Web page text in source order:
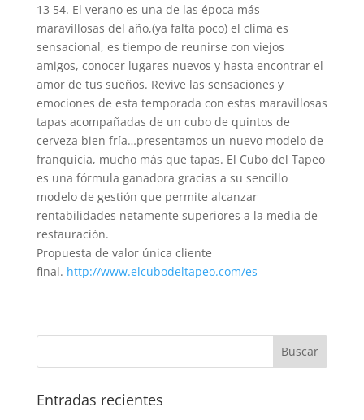
13 54. El verano es una de las época más
maravillosas del año,(ya falta poco) el clima es
sensacional, es tiempo de reunirse con viejos
amigos, conocer lugares nuevos y hasta encontrar el
amor de tus sueños. Revive las sensaciones y
emociones de esta temporada con estas maravillosas
tapas acompañadas de un cubo de quintos de
cerveza bien fría…presentamos un nuevo modelo de
franquicia, mucho más que tapas. El Cubo del Tapeo
es una fórmula ganadora gracias a su sencillo
modelo de gestión que permite alcanzar
rentabilidades netamente superiores a la media de
restauración.
Propuesta de valor única cliente
final. http://www.elcubodeltapeo.com/es
Entradas recientes